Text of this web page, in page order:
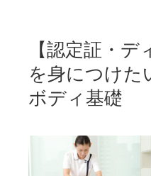
【認定証・
を身につけ
ボディ基礎